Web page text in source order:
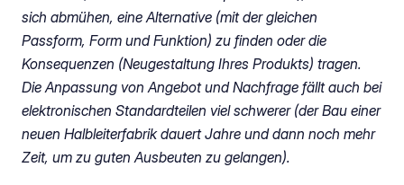
sich abmühen, eine Alternative (mit der gleichen
Passform, Form und Funktion) zu finden oder die
Konsequenzen (Neugestaltung Ihres Produkts) tragen.
Die Anpassung von Angebot und Nachfrage fällt auch bei
elektronischen Standardteilen viel schwerer (der Bau einer
neuen Halbleiterfabrik dauert Jahre und dann noch mehr
Zeit, um zu guten Ausbeuten zu gelangen).